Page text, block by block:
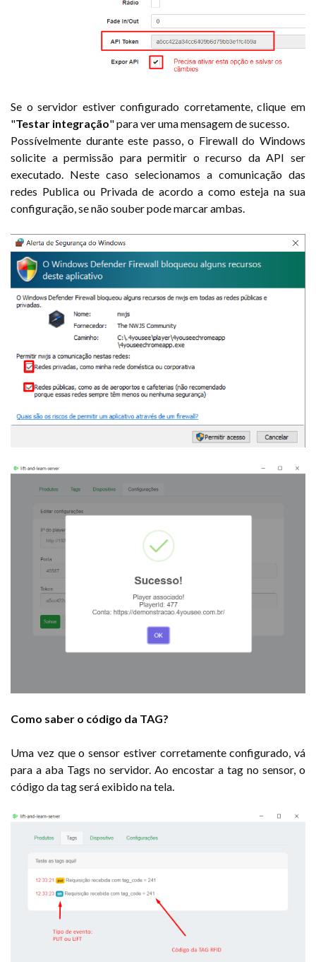
Se o servidor estiver configurado corretamente, clique em
"Testar integração" para ver uma mensagem de sucesso.
Possívelmente durante este passo, o Firewall do Windows
solicite a permissão para permitir o recurso da API ser
executado. Neste caso selecionamos a comunicação das
redes Publica ou Privada de acordo a como esteja na sua
configuração, se não souber pode marcar ambas.
Como saber o código da TAG?
Uma vez que o sensor estiver corretamente configurado, vá
para a aba Tags no servidor. Ao encostar a tag no sensor, o
código da tag será exibido na tela.